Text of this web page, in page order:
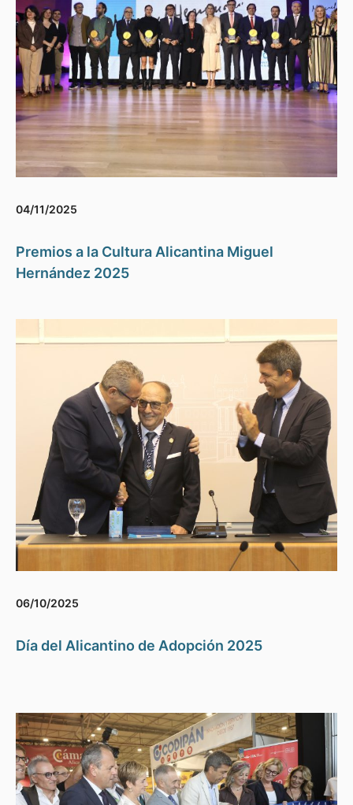
04/11/2025
Premios a la Cultura Alicantina Miguel
Hernández 2025
06/10/2025
Día del Alicantino de Adopción 2025